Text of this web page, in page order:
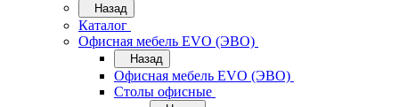
Назад
Каталог
Офисная мебель EVO (ЭВО)
Назад
Офисная мебель EVO (ЭВО)
Cтолы офисные